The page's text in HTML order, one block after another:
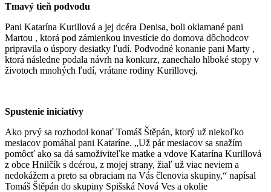
Tmavý tieň podvodu
Pani Katarína Kurillová a jej dcéra Denisa, boli oklamané pani
Martou , ktorá pod zámienkou investície do domova dôchodcov
pripravila o úspory desiatky ľudí. Podvodné konanie pani Marty ,
ktorá následne podala návrh na konkurz, zanechalo hlboké stopy v
životoch mnohých ľudí, vrátane rodiny Kurillovej.
Spustenie iniciatívy
Ako prvý sa rozhodol konať Tomáš Štěpán, ktorý už niekoľko
mesiacov pomáhal pani Kataríne. „Už pár mesiacov sa snažím
pomôcť ako sa dá samoživiteľke matke a vdove Katarína Kurillová
z obce Hnilčík s dcérou, z mojej strany, žiaľ už viac neviem a
nedokážem a preto sa obraciam na Vás členovia skupiny,“ napísal
Tomáš Štěpán do skupiny Spišská Nová Ves a okolie